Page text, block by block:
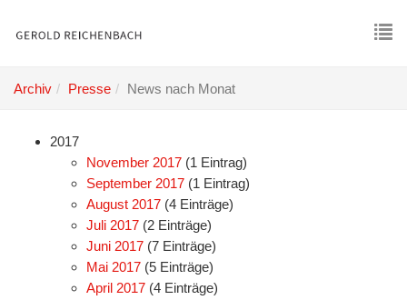
Archiv Presse News nach Monat
2017
November 2017 (1 Eintrag)
September 2017 (1 Eintrag)
August 2017 (4 Einträge)
Juli 2017 (2 Einträge)
Juni 2017 (7 Einträge)
Mai 2017 (5 Einträge)
April 2017 (4 Einträge)